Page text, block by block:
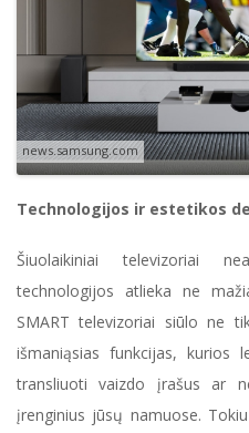
news.samsung.com
Technologijos ir estetikos
Šiuolaikiniai televizoriai
technologijos atlieka ne
SMART televizoriai siūlo ne
išmaniąsias funkcijas, kurios
transliuoti vaizdo įrašus ar
įrenginius jūsų namuose.